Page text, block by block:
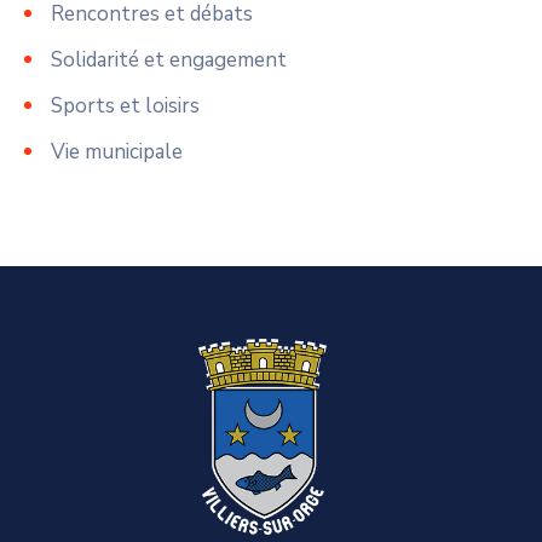
Rencontres et débats
Solidarité et engagement
Sports et loisirs
Vie municipale